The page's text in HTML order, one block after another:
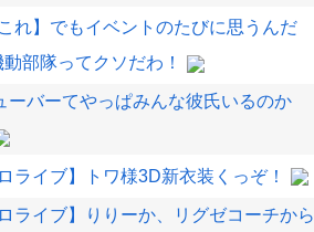
これ】でもイベントのたびに思うんだ
部隊ってクソだわ！
ーバーてやっぱみんな彼氏いるのか
ロライブ】トワ様3D新衣装くっぞ！
ロライブ】りりーか、リグゼコーチから